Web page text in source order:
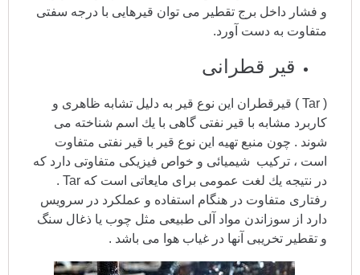
و فشار داخل برج تقطیر می توان قیرهایی با درجه سفتی
متفاوت به دست آورد.
قیر قطرانی
( Tar ) قیرقطران این نوع قیر به دلیل تشابه ظاهری و
كاربرد مشابه با قیر نفتی گاهی با یك اسم شناخته می
شوند . چون منبع تهیه این نوع قیر با قیر نفتی متفاوت
است ، تركیب شیمیائی و خواص فیزیكی متفاوتی دارد كه
در نتیجه یك لغت عمومی برای مایعاتی است كه Tar .
رفتاری متفاوت در هنگام استفاده و عملكرد در سرویس
دارد از سوزاندن مواد آلی طبیعی مثل چوب یا ذغال سنگ
و تقطیر تخریبی آنها در غیاب هوا می باشد .